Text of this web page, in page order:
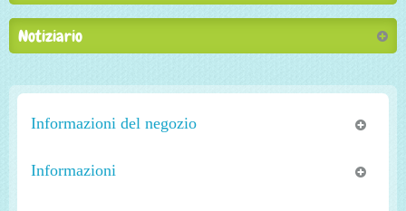
Notiziario
Informazioni del negozio
Informazioni